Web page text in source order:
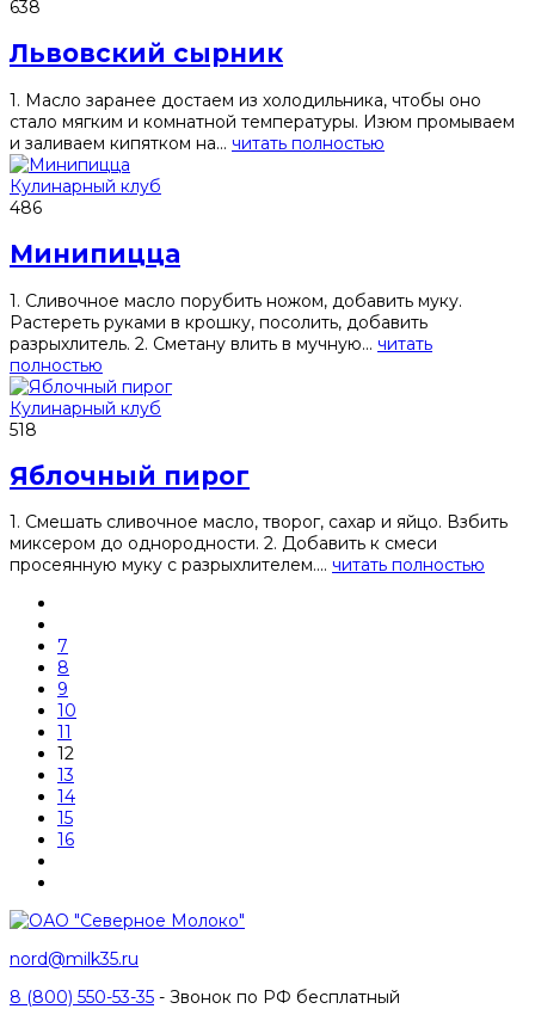
638
Львовский сырник
1. Масло заранее достаем из холодильника, чтобы оно
стало мягким и комнатной температуры. Изюм промываем
и заливаем кипятком на... читать полностью
Кулинарный клуб
486
Минипицца
1. Сливочное масло порубить ножом, добавить муку.
Растереть руками в крошку, посолить, добавить
разрыхлитель. 2. Сметану влить в мучную... читать
полностью
Кулинарный клуб
518
Яблочный пирог
1. Смешать сливочное масло, творог, сахар и яйцо. Взбить
миксером до однородности. 2. Добавить к смеси
просеянную муку с разрыхлителем.... читать полностью
7
8
9
10
11
12
13
14
15
16
nord@milk35.ru
8 (800) 550-53-35 - Звонок по РФ бесплатный